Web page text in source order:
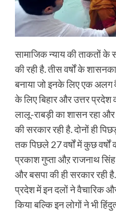
सामाजिक न्याय की ताकतों के
की रही है. तीस वर्षों के
बनाया जो इनके लिए एक अलग
के लिए बिहार और उत्तर प्रदेश
लालू-राबड़ी का शासन रहा
की सरकार रही है. दोनों ही
तक पिछले 27 वर्षों में कुछ वर्षों
प्रकाश गुप्ता औऱ राजनाथ
और बसपा की ही सरकार रही
प्रदेश में इन दलों ने वैचारिक
किया बल्कि इन लोगों ने भी